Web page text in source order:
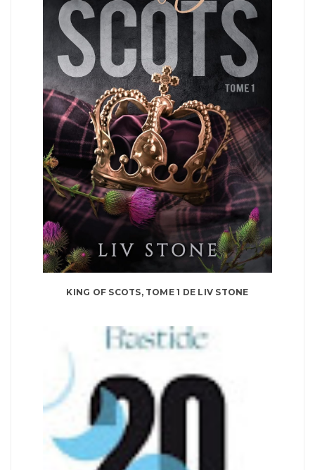
KING OF SCOTS, TOME 1 DE LIV STONE